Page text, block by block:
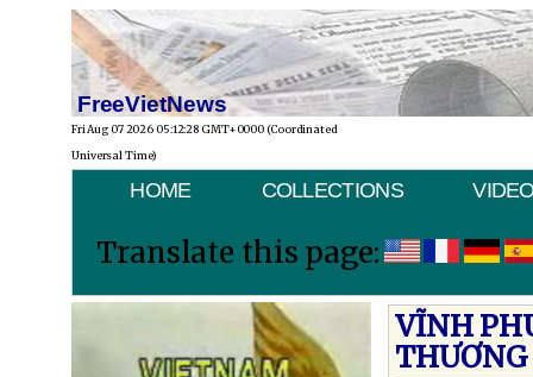
FreeVietNews
Fri Aug 07 2026 05:12:28 GMT+0000 (Coordinated
Universal Time)
HOME COLLECTIONS
Translate this page:
VĨNH